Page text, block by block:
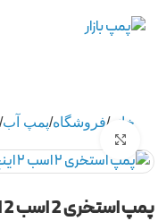
خانه فروشگاه پمپ آب
پمپ استخری 2 اسب 2 اینچ SFP1500 برند CNB